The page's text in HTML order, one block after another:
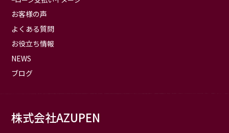
お客様の声
よくある質問
お役立ち情報
NEWS
ブログ
株式会社AZUPEN